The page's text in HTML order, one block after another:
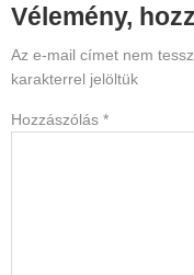
Reader
Interactions
Vélemény,
Az e-mail címet nem
karakterrel jelöltük
Hozzászólás *